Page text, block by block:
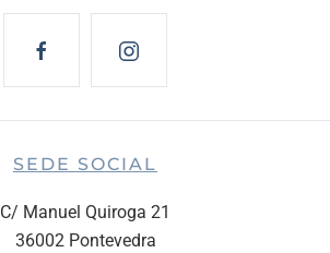
SEDE SOCIAL
C/ Manuel Quiroga 21
36002 Pontevedra